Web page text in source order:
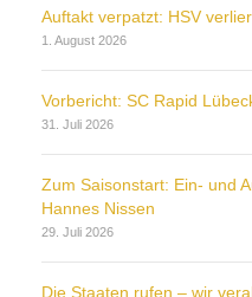
Auftakt verpatzt: HSV
1. August 2026
Vorbericht: SC Rapid
31. Juli 2026
Zum Saisonstart: Ein- und
Hannes Nissen
29. Juli 2026
Die Staaten rufen – wir